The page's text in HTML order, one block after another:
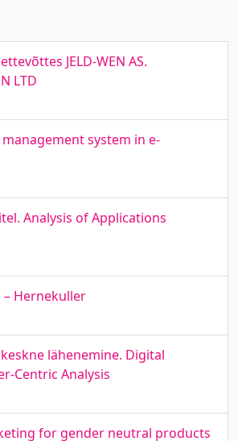
JELD-WEN AS.
LTD
system in e-
Analysis of Applications
– Hernekuller
lähenemine. Digital
Centric Analysis
for gender neutral products